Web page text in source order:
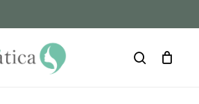
search
Close